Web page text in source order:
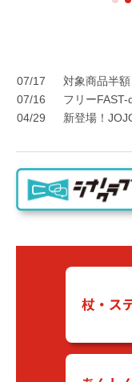
07/17
対象商品半
07/16
フリーFAST-
04/29
新登場！